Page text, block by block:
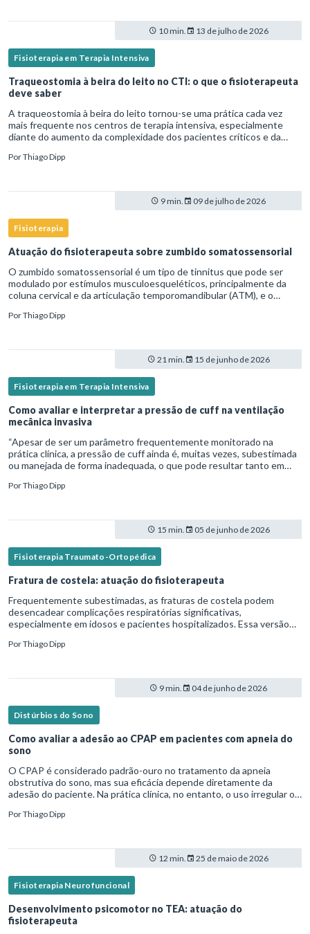
10 min. 13 de julho de 2026
Fisioterapia em Terapia Intensiva
Traqueostomia à beira do leito no CTI: o que o fisioterapeuta
deve saber
A traqueostomia à beira do leito tornou-se uma prática cada vez
mais frequente nos centros de terapia intensiva, especialmente
diante do aumento da complexidade dos pacientes críticos e da
PorThiago Dipp
9 min. 09 de julho de 2026
Fisioterapia
Atuação do fisioterapeuta sobre zumbido somatossensorial
O zumbido somatossensorial é um tipo de tinnitus que pode ser
modulado por estímulos musculoesqueléticos, principalmente da
coluna cervical e da articulação temporomandibular (ATM), e o
PorThiago Dipp
21 min. 15 de junho de 2026
Fisioterapia em Terapia Intensiva
Como avaliar e interpretar a pressão de cuff na ventilação
mecânica invasiva
“Apesar de ser um parâmetro frequentemente monitorado na
prática clínica, a pressão de cuff ainda é, muitas vezes, subestimada
ou manejada de forma inadequada, o que pode resultar tanto em
PorThiago Dipp
15 min. 05 de junho de 2026
Fisioterapia Traumato-Ortopédica
Fratura de costela: atuação do fisioterapeuta
Frequentemente subestimadas, as fraturas de costela podem
desencadear complicações respiratórias significativas,
especialmente em idosos e pacientes hospitalizados. Essa versão
cená
PorThiago Dipp
9 min. 04 de junho de 2026
Distúrbios do Sono
Como avaliar a adesão ao CPAP em pacientes com apneia do
sono
O CPAP é considerado padrão-ouro no tratamento da apneia
obstrutiva do sono, mas sua eficácia depende diretamente da
adesão do paciente. Na prática clínica, no entanto, o uso irregular ou
PorThiago Dipp
12 min. 25 de maio de 2026
Fisioterapia Neurofuncional
Desenvolvimento psicomotor no TEA: atuação do
fisioterapeuta